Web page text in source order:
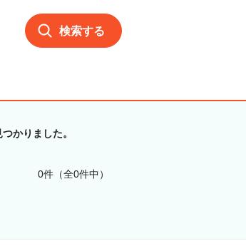
検索する
かりました。
0件（全0件中）